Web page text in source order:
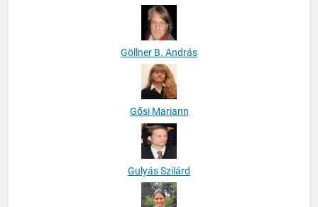
Göllner B. András
Gősi Mariann
Gulyás Szilárd